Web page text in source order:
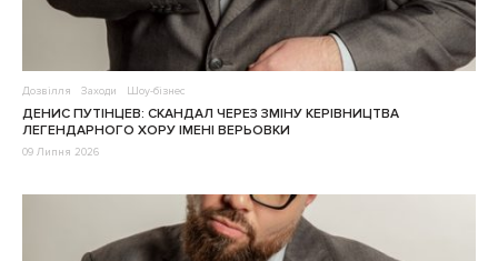
Дозвілля Заходи Шоу-бізнес
ДЕНИС ПУТІНЦЕВ: СКАНДАЛ ЧЕРЕЗ ЗМІНУ КЕРІВНИЦТВА
ЛЕГЕНДАРНОГО ХОРУ ІМЕНІ ВЕРЬОВКИ
09 Липня 2026